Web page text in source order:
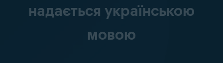
надається українською
мовою